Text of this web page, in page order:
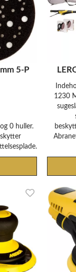
5-P
0 huller.
1230